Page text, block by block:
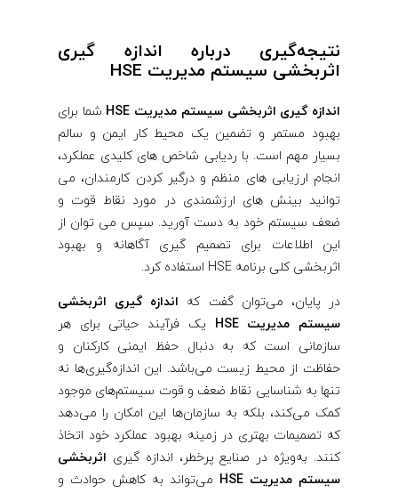
نتیجه‌گیری درباره اندازه گیری
اثربخشی سیستم مدیریت HSE
اندازه گیری اثربخشی سیستم مدیریت HSE
شما برای
بهبود مستمر و تضمین یک محیط کار ایمن و سالم
بسیار مهم است. با ردیابی شاخص های کلیدی عملکرد،
انجام ارزیابی های منظم و درگیر کردن کارمندان، می
توانید بینش های ارزشمندی در مورد نقاط قوت و
ضعف سیستم خود به دست آورید. سپس می توان از
این اطلاعات برای تصمیم گیری آگاهانه و بهبود
اثربخشی کلی برنامه HSE استفاده کرد.
در پایان، می‌توان گفت که اندازه گیری اثربخشی
سیستم مدیریت HSE
یک فرآیند حیاتی برای هر
سازمانی است که به دنبال حفظ ایمنی کارکنان و
حفاظت از محیط زیست می‌باشد. این اندازه‌گیری‌ها نه
تنها به شناسایی نقاط ضعف و قوت سیستم‌های موجود
کمک می‌کند، بلکه به سازمان‌ها این امکان را می‌دهد
که تصمیمات بهتری در زمینه بهبود عملکرد خود اتخاذ
کنند. به‌ویژه در صنایع پرخطر، اندازه گیری اثربخشی
سیستم مدیریت HSE
می‌تواند به کاهش حوادث و